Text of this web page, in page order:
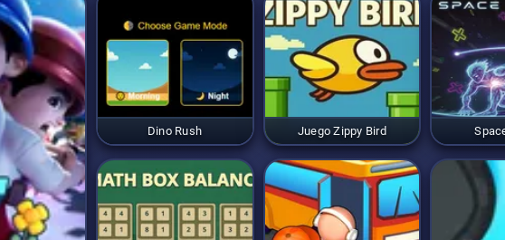
Dino Rush Juego Zippy Bird